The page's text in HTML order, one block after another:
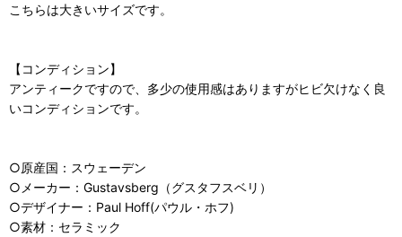
こちらは大きいサイズです。
【コンディション】
アンティークですので、多少の使用感はありますがヒビ欠けなく良
いコンディションです。
○原産国：スウェーデン
○メーカー：Gustavsberg（グスタフスベリ）
○デザイナー：Paul Hoff(パウル・ホフ)
○素材：セラミック